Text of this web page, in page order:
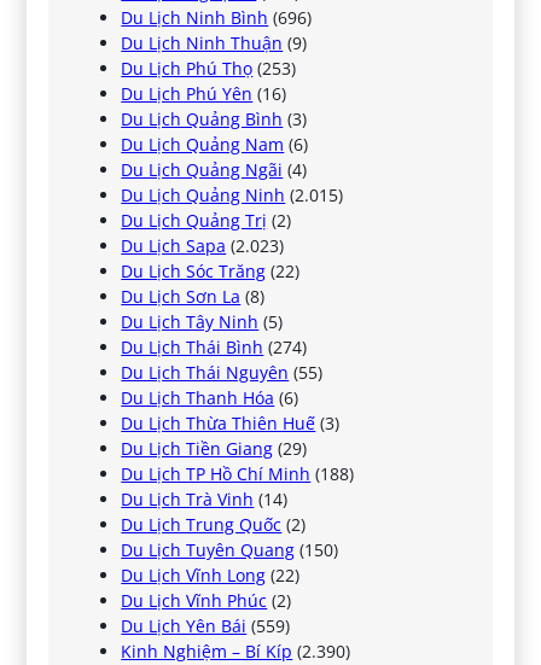
Du Lịch Ninh Bình (696)
Du Lịch Ninh Thuận (9)
Du Lịch Phú Thọ (253)
Du Lịch Phú Yên (16)
Du Lịch Quảng Bình (3)
Du Lịch Quảng Nam (6)
Du Lịch Quảng Ngãi (4)
Du Lịch Quảng Ninh (2.015)
Du Lịch Quảng Trị (2)
Du Lịch Sapa (2.023)
Du Lịch Sóc Trăng (22)
Du Lịch Sơn La (8)
Du Lịch Tây Ninh (5)
Du Lịch Thái Bình (274)
Du Lịch Thái Nguyên (55)
Du Lịch Thanh Hóa (6)
Du Lịch Thừa Thiên Huế (3)
Du Lịch Tiền Giang (29)
Du Lịch TP Hồ Chí Minh (188)
Du Lịch Trà Vinh (14)
Du Lịch Trung Quốc (2)
Du Lịch Tuyên Quang (150)
Du Lịch Vĩnh Long (22)
Du Lịch Vĩnh Phúc (2)
Du Lịch Yên Bái (559)
Kinh Nghiệm – Bí Kíp (2.390)